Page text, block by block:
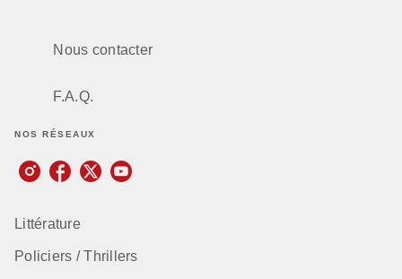
Nous contacter
F.A.Q.
NOS RÉSEAUX
Littérature
Policiers / Thrillers